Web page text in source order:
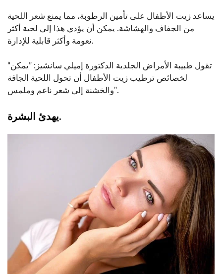
يساعد زيت الأطفال على تأمين الرطوبة، مما يمنع شعر اللحية
من الجفاف والهشاشة. يمكن أن يؤدي هذا إلى لحية أكثر
نعومة وأكثر قابلية للإدارة.
“تقول طبيبة الأمراض الجلدية الدكتورة إميلي سانشيز: ”يمكن
لخصائص ترطيب زيت الأطفال أن تحول اللحية الجافة
والخشنة إلى شعر ناعم وملمس".
يهدئ البشرة.